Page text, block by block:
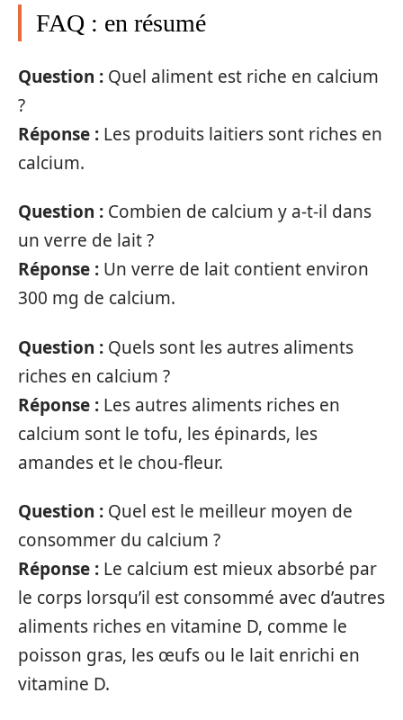
FAQ : en résumé
Question : Quel aliment est riche en calcium
?
Réponse : Les produits laitiers sont riches en
calcium.
Question : Combien de calcium y a-t-il dans
un verre de lait ?
Réponse : Un verre de lait contient environ
300 mg de calcium.
Question : Quels sont les autres aliments
riches en calcium ?
Réponse : Les autres aliments riches en
calcium sont le tofu, les épinards, les
amandes et le chou-fleur.
Question : Quel est le meilleur moyen de
consommer du calcium ?
Réponse : Le calcium est mieux absorbé par
le corps lorsqu’il est consommé avec d’autres
aliments riches en vitamine D, comme le
poisson gras, les œufs ou le lait enrichi en
vitamine D.